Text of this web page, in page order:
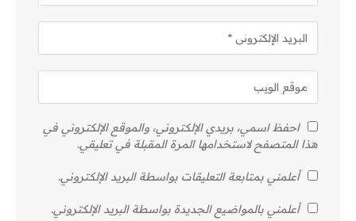
احفظ اسمي، بريدي الإلكتروني، والموقع الإلكتروني في
هذا المتصفح لاستخدامها المرة المقبلة في تعليقي.
أعلمني بمتابعة التعليقات بواسطة البريد الإلكتروني.
أعلمني بالمواضيع الجديدة بواسطة البريد الإلكتروني.